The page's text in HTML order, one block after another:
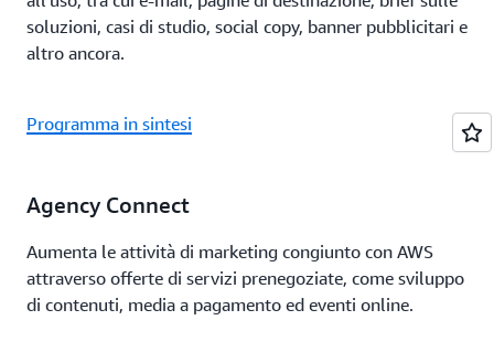
soluzioni, casi di studio, social copy, banner pubblicitari e
altro ancora.
Programma in sintesi
Agency Connect
Aumenta le attività di marketing congiunto con AWS
attraverso offerte di servizi prenegoziate, come sviluppo
di contenuti, media a pagamento ed eventi online.